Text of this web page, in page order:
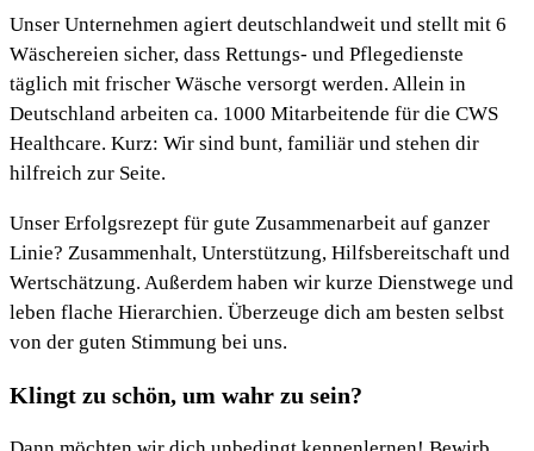
Unser Unternehmen agiert deutschlandweit und stellt mit 6
Wäschereien sicher, dass Rettungs- und Pflegedienste
täglich mit frischer Wäsche versorgt werden. Allein in
Deutschland arbeiten ca. 1000 Mitarbeitende für die CWS
Healthcare. Kurz: Wir sind bunt, familiär und stehen dir
hilfreich zur Seite.
Unser Erfolgsrezept für gute Zusammenarbeit auf ganzer
Linie? Zusammenhalt, Unterstützung, Hilfsbereitschaft und
Wertschätzung. Außerdem haben wir kurze Dienstwege und
leben flache Hierarchien. Überzeuge dich am besten selbst
von der guten Stimmung bei uns.
Klingt zu schön, um wahr zu sein?